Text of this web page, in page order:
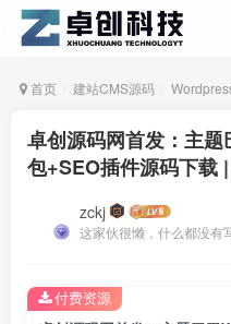
首页 建站CMS源码
卓创源码网首发：主
包+SEO插件源码下载
zckj
这家伙很懒，什么都没有写
付费资源